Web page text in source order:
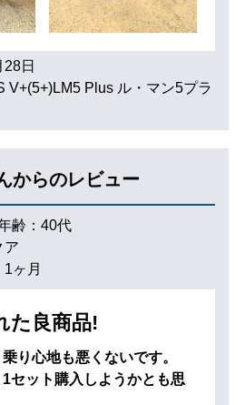
日
V+(5+)LM5 Plus ル・マン5プラ
からのレビュー
齢： 40代
ア
1ヶ月
た良商品!
り心地も悪くないです。
セット購入しようかとも思